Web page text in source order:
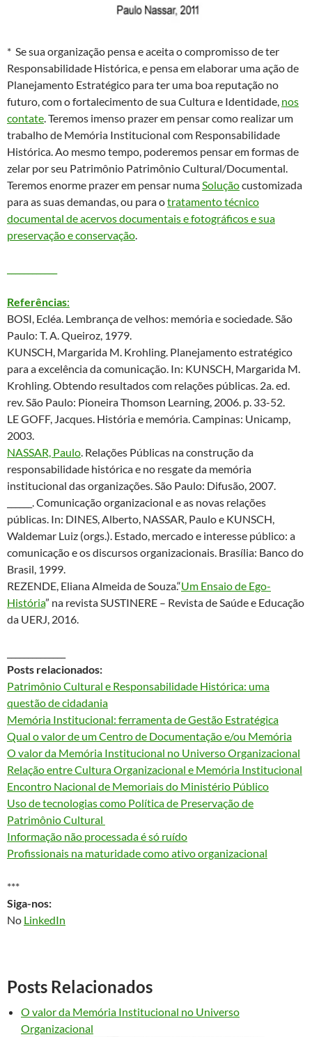
* Se sua organização pensa e aceita o compromisso de ter
Responsabilidade Histórica, e pensa em elaborar uma ação de
Planejamento Estratégico para ter uma boa reputação no
futuro, com o fortalecimento de sua Cultura e Identidade, nos
contate. Teremos imenso prazer em pensar como realizar um
trabalho de Memória Institucional com Responsabilidade
Histórica. Ao mesmo tempo, poderemos pensar em formas de
zelar por seu Patrimônio Patrimônio Cultural/Documental.
Teremos enorme prazer em pensar numaSoluçãocustomizada
para as suas demandas, ou para otratamento técnico
documental de acervos documentais e fotográficos e sua
preservação e conservação.
Referências:
BOSI, Ecléa. Lembrança de velhos: memória e sociedade. São
Paulo: T. A. Queiroz, 1979.
KUNSCH, Margarida M. Krohling. Planejamento estratégico
para a excelência da comunicação. In: KUNSCH, Margarida M.
Krohling. Obtendo resultados com relações públicas. 2a. ed.
rev. São Paulo: Pioneira Thomson Learning, 2006. p. 33-52.
LE GOFF, Jacques. História e memória. Campinas: Unicamp,
2003.
NASSAR, Paulo. Relações Públicas na construção da
responsabilidade histórica e no resgate da memória
institucional das organizações. São Paulo: Difusão, 2007.
______. Comunicação organizacional e as novas relações
públicas. In: DINES, Alberto, NASSAR, Paulo e KUNSCH,
Waldemar Luiz (orgs.). Estado, mercado e interesse público: a
comunicação e os discursos organizacionais. Brasília: Banco do
Brasil, 1999.
REZENDE, Eliana Almeida de Souza.“Um Ensaio de Ego-
História” na revista SUSTINERE – Revista de Saúde e Educação
da UERJ, 2016.
Posts relacionados:
Patrimônio Cultural e Responsabilidade Histórica: uma
questão de cidadania
Memória Institucional: ferramenta de Gestão Estratégica
Qual o valor de um Centro de Documentação e/ou Memória
O valor da Memória Institucional no Universo Organizacional
Relação entre Cultura Organizacional e Memória Institucional
Encontro Nacional de Memoriais do Ministério Público
Uso de tecnologias como Política de Preservação de
Patrimônio Cultural
Informação não processada é só ruído
Profissionais na maturidade como ativo organizacional
***
Siga-nos:
No LinkedIn
Posts Relacionados
O valor da Memória Institucional no Universo
Organizacional